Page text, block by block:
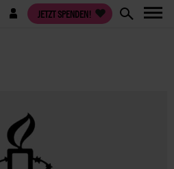
JETZT SPENDEN!